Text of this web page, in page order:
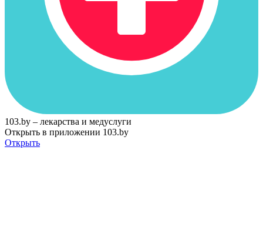
103.by – лекарства и медуслуги
Открыть в приложении 103.by
Открыть